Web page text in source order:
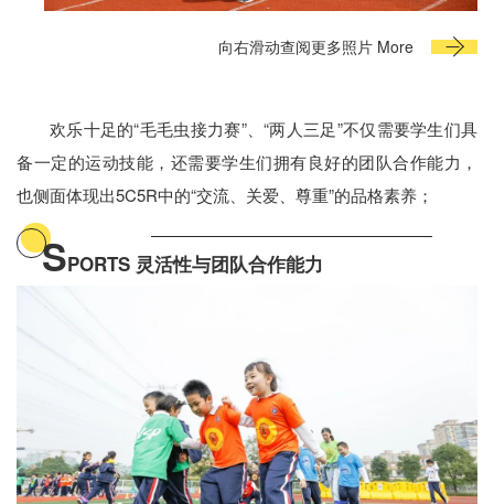
向右滑动查阅更多照片 More
欢乐十足的“毛毛虫接力赛”、“两人三足”不仅需要学生们具
备一定的运动技能，还需要学生们拥有良好的团队合作能力，
也侧面体现出5C5R中的“交流、关爱、尊重”的品格素养；
SPORTS 灵活性与团队合作能力